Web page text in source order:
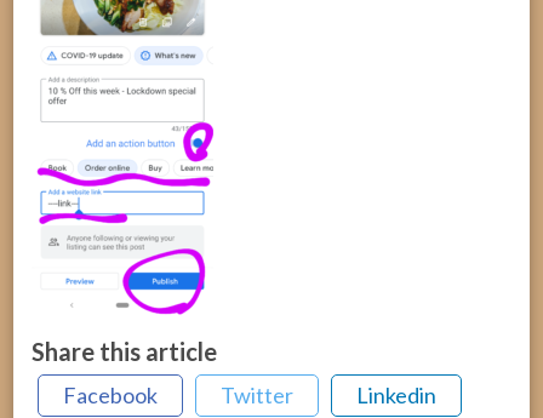
Share this article
Facebook Twitter Linkedin